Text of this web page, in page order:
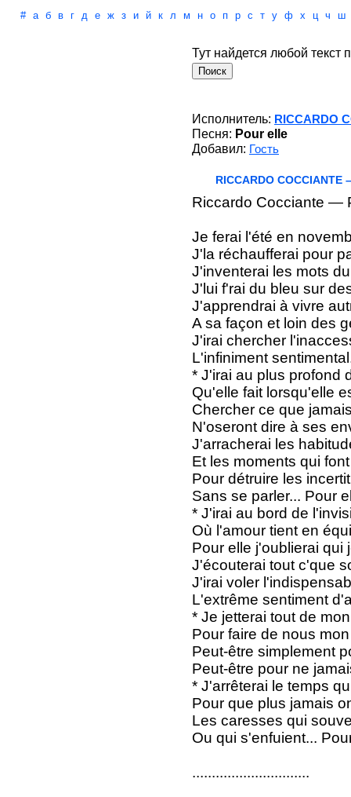
# а б в г д е ж з и й к л м н о п р с т у ф х ц ч ш
Тут найдется любой текст
Исполнитель: RICCARDO
Песня: Pour elle
Добавил: Гость
RICCARDO COCCIANTE
Riccardo Cocciante —
Je ferai l'été en
J'la réchaufferai pour
J'inventerai les mots
J'lui f'rai du bleu sur
J'apprendrai à vivre
A sa façon et loin des
J'irai chercher
L'infiniment
* J'irai au plus profond
Qu'elle fait lorsqu'elle
Chercher ce que
N'oseront dire à ses
J'arracherai les
Et les moments qui
Pour détruire les
Sans se parler... Pour
* J'irai au bord de
Où l'amour tient en
Pour elle j'oublierai qui
J'écouterai tout c'que
J'irai voler
L'extrême sentiment
* Je jetterai tout de
Pour faire de nous
Peut-être simplement
Peut-être pour ne
* J'arrêterai le temps
Pour que plus jamais
Les caresses qui
Ou qui s'enfuient...
..............................